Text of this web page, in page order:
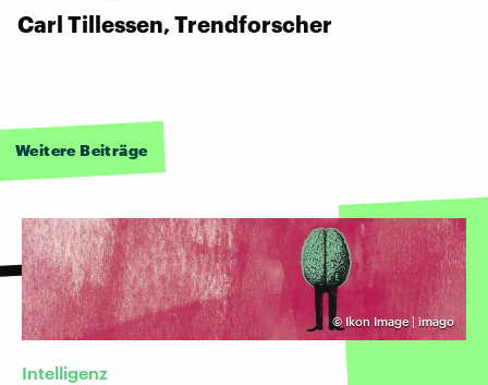
Carl Tillessen, Trendforscher
Weitere Beiträge
© Ikon Image | imago
Intelligenz